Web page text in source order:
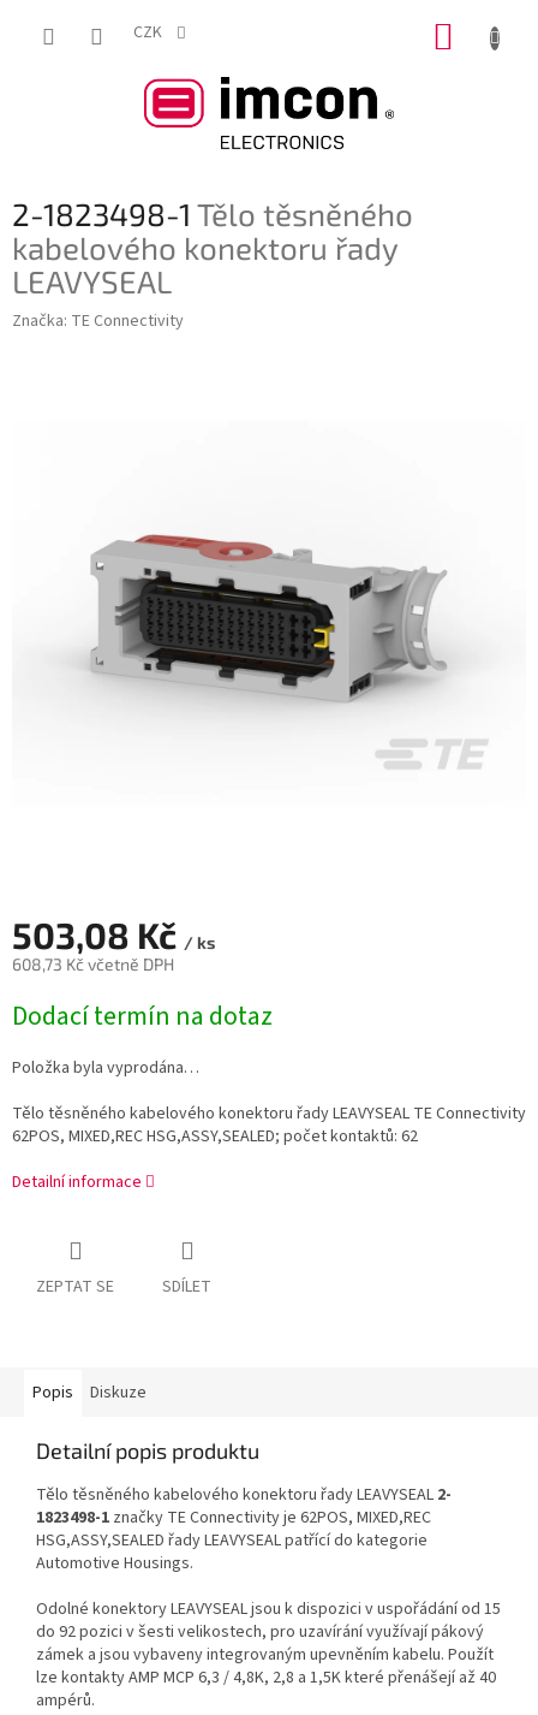
CZK
2-1823498-1 Tělo těsněného
kabelového konektoru řady
LEAVYSEAL
Značka: TE Connectivity
503,08 Kč / ks
608,73 Kč včetně DPH
cena:
Dodací termín na dotaz
Položka byla vyprodána…
Tělo těsněného kabelového konektoru řady LEAVYSEAL TE Connectivity
62POS, MIXED,REC HSG,ASSY,SEALED; počet kontaktů: 62
Detailní informace
ZEPTAT SE SDÍLET
Popis Diskuze
Detailní popis produktu
Tělo těsněného kabelového konektoru řady LEAVYSEAL 2-
1823498-1 značky TE Connectivity je 62POS, MIXED,REC
HSG,ASSY,SEALED řady LEAVYSEAL patřící do kategorie
Automotive Housings.
Odolné konektory LEAVYSEAL jsou k dispozici v uspořádání od 15
do 92 pozici v šesti velikostech, pro uzavírání využívají pákový
zámek a jsou vybaveny integrovaným upevněním kabelu. Použít
lze kontakty AMP MCP 6,3 / 4,8K, 2,8 a 1,5K které přenášejí až 40
ampérů.